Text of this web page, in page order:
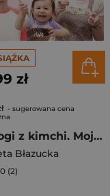
zł
- sugerowana cena
Pierogi z kimchi. Moje ulubione azjatyckie przepisy - książka z autografem
Błazucka
(2)